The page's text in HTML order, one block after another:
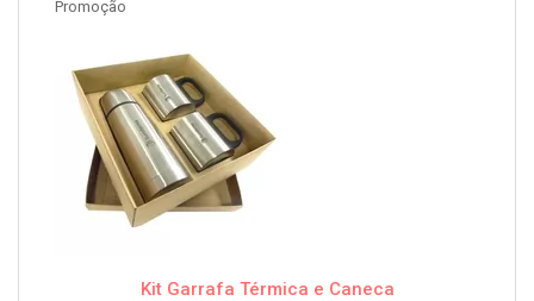
Promoção
Kit Garrafa Térmica e Caneca